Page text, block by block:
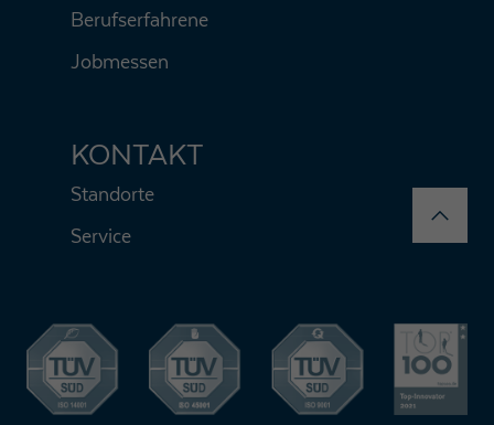
Berufserfahrene
Jobmessen
KONTAKT
Standorte
Service